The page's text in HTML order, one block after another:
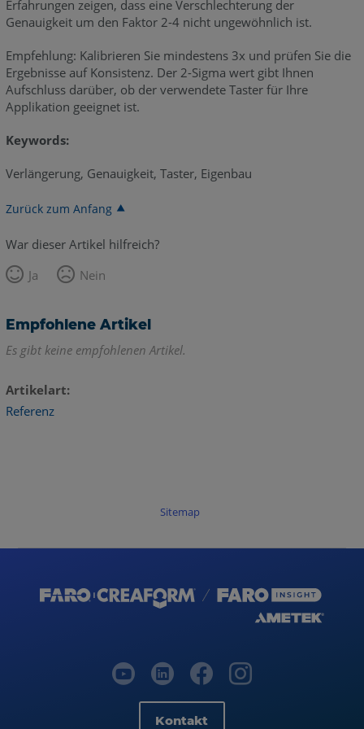
Erfahrungen zeigen, dass eine Verschlechterung der
Genauigkeit um den Faktor 2-4 nicht ungewöhnlich ist.
Empfehlung: Kalibrieren Sie mindestens 3x und prüfen Sie die
Ergebnisse auf Konsistenz. Der 2-Sigma wert gibt Ihnen
Aufschluss darüber, ob der verwendete Taster für Ihre
Applikation geeignet ist.
Keywords:
Verlängerung, Genauigkeit, Taster, Eigenbau
Zurück zum Anfang
War dieser Artikel hilfreich?
Ja
Nein
Empfohlene Artikel
Es gibt keine empfohlenen Artikel.
Artikelart
Referenz
Sitemap
Kontakt